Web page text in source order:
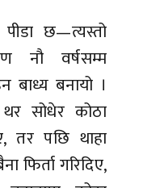
छ—त्यस्तो
नौ वर्षसम्म
बाध्य बनायो ।
सोधेर कोठा
तर पछि थाहा
फिर्ता गरिदिए,